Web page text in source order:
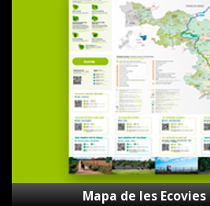
Mapa de les